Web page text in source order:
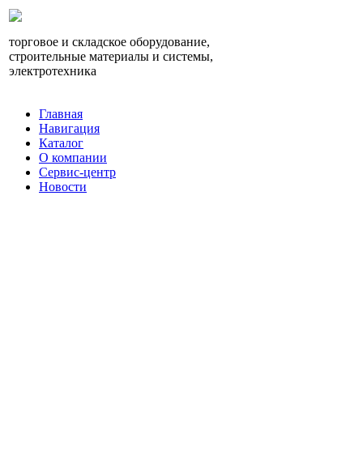
торговое и складское оборудование,
строительные материалы и системы,
электротехника
Главная
Навигация
Каталог
О компании
Сервис-центр
Новости